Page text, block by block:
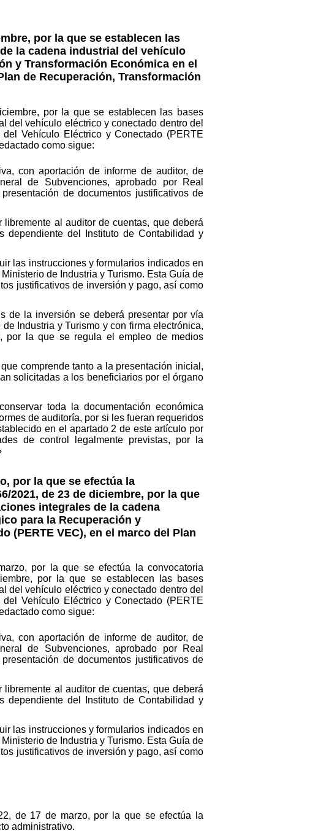
por la que se establecen las
la cadena industrial del vehículo
y Transformación Económica en el
de Recuperación, Transformación
por la que se establecen las bases
del vehículo eléctrico y conectado dentro del
Vehículo Eléctrico y Conectado (PERTE
como sigue:
con aportación de informe de auditor, de
de Subvenciones, aprobado por Real
de documentos justificativos de
al auditor de cuentas, que deberá
dependiente del Instituto de Contabilidad y
las instrucciones y formularios indicados en
de Industria y Turismo. Esta Guía de
justificativos de inversión y pago, así como
de la inversión se deberá presentar por vía
Industria y Turismo y con firma electrónica,
por la que se regula el empleo de medios
comprende tanto a la presentación inicial,
solicitadas a los beneficiarios por el órgano
toda la documentación económica
de auditoría, por si les fueran requeridos
en el apartado 2 de este artículo por
de control legalmente previstas, por la
por la que se efectúa la
2021, de 23 de diciembre, por la que
integrales de la cadena
para la Recuperación y
(PERTE VEC), en el marco del Plan
por la que se efectúa la convocatoria
por la que se establecen las bases
del vehículo eléctrico y conectado dentro del
Vehículo Eléctrico y Conectado (PERTE
como sigue:
con aportación de informe de auditor, de
de Subvenciones, aprobado por Real
de documentos justificativos de
al auditor de cuentas, que deberá
dependiente del Instituto de Contabilidad y
las instrucciones y formularios indicados en
de Industria y Turismo. Esta Guía de
justificativos de inversión y pago, así como
de 17 de marzo, por la que se efectúa la
administrativo.